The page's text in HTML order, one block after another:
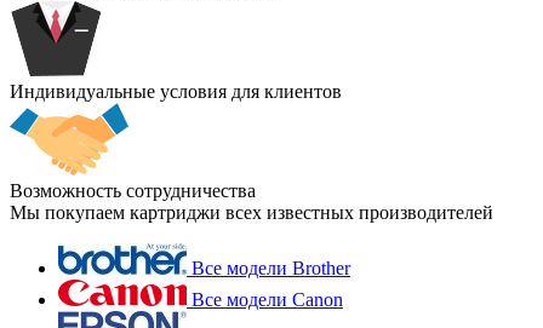
Индивидуальные условия для клиентов
Возможность сотрудничества
Мы покупаем картриджи всех известных производителей
Все модели Brother
Все модели Canon